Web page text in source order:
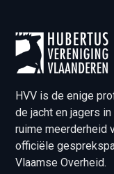
HVV is de enige
de jacht en jagers
ruime meerderheid
officiële
Vlaamse Overheid.